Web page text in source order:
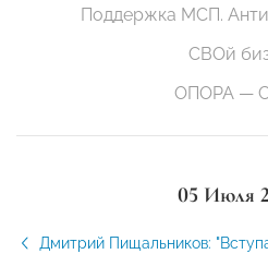
Поддержка МСП.
СВОй
ОПОРА —
05 Июля
Дмитрий Пищальников: